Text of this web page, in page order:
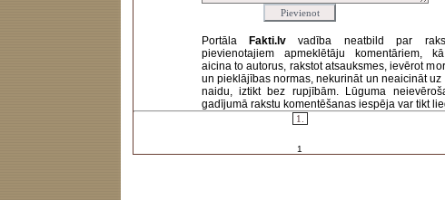
Portāla Fakti.lvvadība neatbild par
pievienotajiem apmeklētāju komentāriem,
aicina to autorus, rakstot atsauksmes, ievērot
un pieklājības normas, nekurināt un neaicināt uz
naidu, iztikt bez rupjībām. Lūguma
gadījumā rakstu komentēšanas iespēja var tikt
1.
1